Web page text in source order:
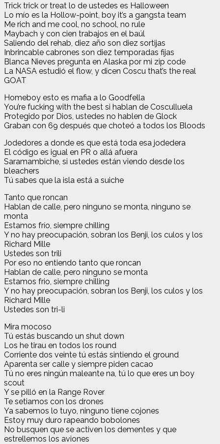
Trick trick or treat lo de ustedes es Halloween
Lo mío es la Hollow-point, boy it’s a gangsta team
Me rich and me cool, no school, no rule
Maybach y con cien trabajos en el baúl
Saliendo del rehab, diez año son diez sortijas
Inbrincable cabrones son diez temporadas fijas
Blanca Nieves pregunta en Alaska por mi zip code
La NASA estudió el flow, y dicen Coscu that’s the real
GOAT
Homeboy esto es mafia a lo Goodfella
You’re fucking with the best si hablan de Cosculluela
Protegido por Dios, ustedes no hablen de Glock
Graban con 69 después que choteó a todos los Bloods
Jodedores a donde es que está toda esa jodedera
El código es igual en PR o allá afuera
Saramambiche, si ustedes están viendo desde los
bleachers
Tú sabes que la isla está a suiche
Tanto que roncan
Hablan de calle, pero ninguno se monta, ninguno se
monta
Estamos frío, siempre chilling
Y no hay preocupación, sobran los Benji, los culos y los
Richard Mille
Ustedes son trili
Por eso no entiendo tanto que roncan
Hablan de calle, pero ninguno se monta
Estamos frio, siempre chilling
Y no hay preocupación, sobran los Benji, los culos y los
Richard Mille
Ustedes son tri-li
Mira mocoso
Tú estás buscando un shut down
Los he tirau en todos los round
Corriente dos veinte tú estás sintiendo el ground
Aparenta ser calle y siempre piden cacao
Tú no eres ningún maleante na, tú lo que eres un boy
scout
Y se pilló en la Range Rover
Te setiamos con los drones
Ya sabemos lo tuyo, ninguno tiene cojones
Estoy muy duro rapeando bobolones
No busquen que se activen los dementes y que
estrellemos los aviones